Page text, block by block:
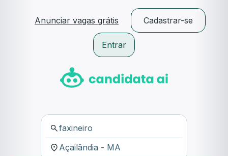
Anunciar vagas grátis Cadastrar-se
Entrar